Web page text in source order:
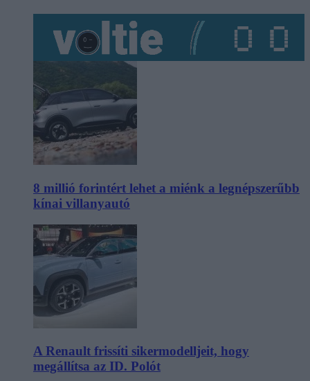
8 millió forintért lehet a miénk a legnépszerűbb
kínai villanyautó
A Renault frissíti sikermodelljeit, hogy
megállítsa az ID. Polót